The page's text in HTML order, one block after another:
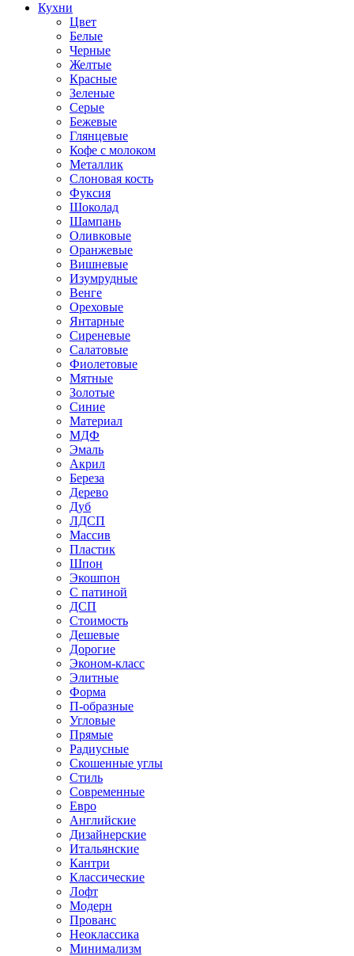
Кухни
Цвет
Белые
Черные
Желтые
Красные
Зеленые
Серые
Бежевые
Глянцевые
Кофе с молоком
Металлик
Слоновая кость
Фуксия
Шоколад
Шампань
Оливковые
Оранжевые
Вишневые
Изумрудные
Венге
Ореховые
Янтарные
Сиреневые
Салатовые
Фиолетовые
Мятные
Золотые
Синие
Материал
МДФ
Эмаль
Акрил
Береза
Дерево
Дуб
ЛДСП
Массив
Пластик
Шпон
Экошпон
С патиной
ДСП
Стоимость
Дешевые
Дорогие
Эконом-класс
Элитные
Форма
П-образные
Угловые
Прямые
Радиусные
Скошенные углы
Стиль
Современные
Евро
Английские
Дизайнерские
Итальянские
Кантри
Классические
Лофт
Модерн
Прованс
Неоклассика
Минимализм